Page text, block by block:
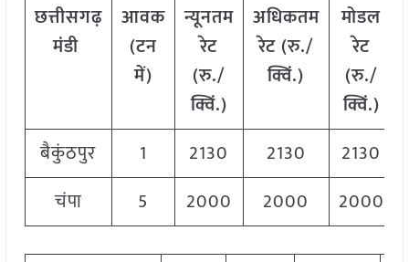
छत्तीसगढ़
मंडी
आवक
(टन
में)
न्यूनतम
रेट
(रु./
क्विं.)
अधिकतम
रेट (रु./
क्विं.)
मोडल
रेट
(रु./
क्विं.)
बैकुंठपुर
1 2130 2130
2130
चंपा
5 2000 2000 2000